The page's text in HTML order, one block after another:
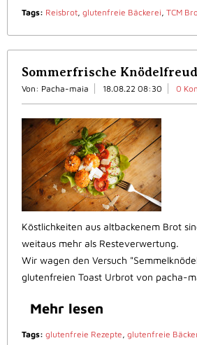
Tags: Reisbrot, glutenfreie Bäckerei, TCM
Sommerfrische
Von: Pacha-maia 18.08.22 08:30 0
Köstlichkeiten aus altbackenem Brot
weitaus mehr als Resteverwertung.
Wir wagen den Versuch
glutenfreien Toast Urbrot von pacha-
Mehr lesen
Tags: glutenfreie Rezepte, glutenfreie